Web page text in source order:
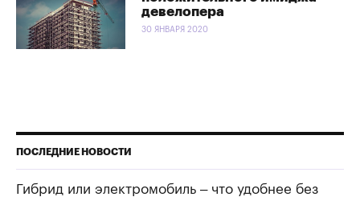
девелопера
30 ЯНВАРЯ 2020
ПОСЛЕДНИЕ НОВОСТИ
Гибрид или электромобиль – что удобнее без